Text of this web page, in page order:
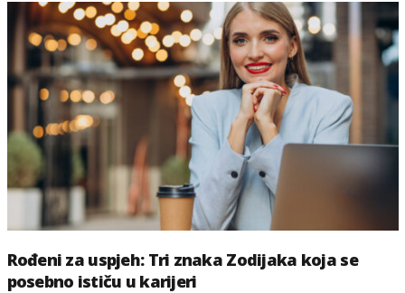
Rođeni za uspjeh: Tri znaka Zodijaka koja se
posebno ističu u karijeri